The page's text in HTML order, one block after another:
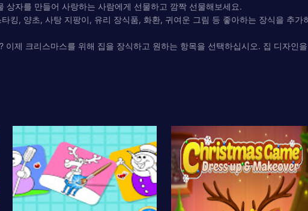
자를 만들어 사랑하는 사람에게 선물하고 깜짝 선물해보세요.
킹, 양초, 사탕 지팡이, 유리 장식품, 화환, 귀여운 그림 등 좋아하는 장식을 추가
제 크리스마스를 위해 집을 장식하고 원하는 항목을 선택하십시오. 집 디자인